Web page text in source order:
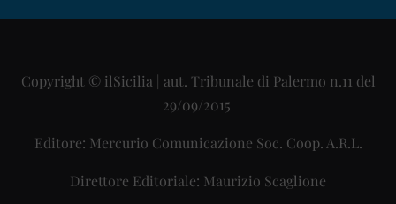
Copyright © ilSicilia | aut. Tribunale di Palermo n.11 del
29/09/2015
Editore: Mercurio Comunicazione Soc. Coop. A.R.L.
Direttore Editoriale: Maurizio Scaglione